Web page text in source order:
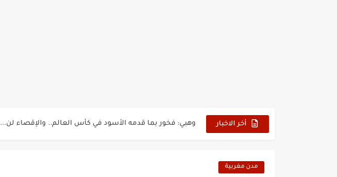
أخر الاخبار وهبي: فخور بما قدمه الأسود في كأس العالم.. والإقصاء لن...
مدن مغربية